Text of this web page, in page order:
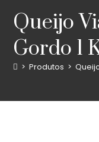
Queijo
Gordo 1
> Produtos >